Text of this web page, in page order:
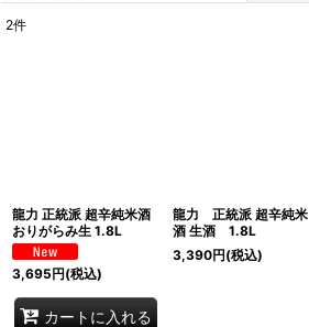
2件
龍力 正統派 超辛純米酒
おりがらみ生 1.8L
3,695円(税込)
カートに入れる
龍力 正統派 超辛純米
酒 生酒 1.8L
3,390円(税込)